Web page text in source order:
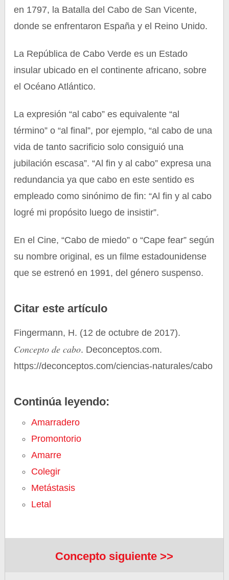
en 1797, la Batalla del Cabo de San Vicente,
donde se enfrentaron España y el Reino Unido.
La República de Cabo Verde es un Estado
insular ubicado en el continente africano, sobre
el Océano Atlántico.
La expresión “al cabo” es equivalente “al
término” o “al final”, por ejemplo, “al cabo de una
vida de tanto sacrificio solo consiguió una
jubilación escasa”. “Al fin y al cabo” expresa una
redundancia ya que cabo en este sentido es
empleado como sinónimo de fin: “Al fin y al cabo
logré mi propósito luego de insistir”.
En el Cine, “Cabo de miedo” o “Cape fear” según
su nombre original, es un filme estadounidense
que se estrenó en 1991, del género suspenso.
Citar este artículo
Fingermann, H. (12 de octubre de 2017).
Concepto de cabo. Deconceptos.com.
https://deconceptos.com/ciencias-naturales/cabo
Continúa leyendo:
Amarradero
Promontorio
Amarre
Colegir
Metástasis
Letal
Concepto siguiente >>